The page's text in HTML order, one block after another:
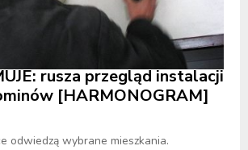
rusza przegląd instalacji
[HARMONOGRAM]
odwiedzą wybrane mieszkania.